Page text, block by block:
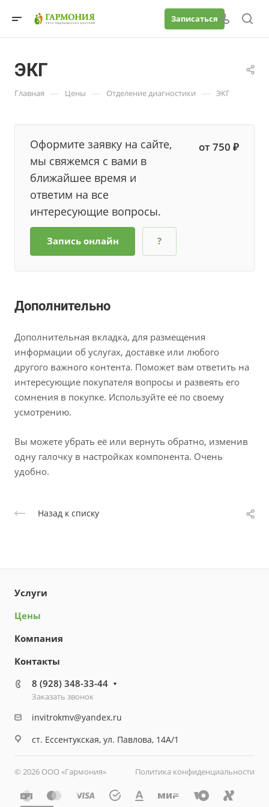
Записаться
ЭКГ
Главная — Цены — Отделение диагностики — ЭКГ
Оформите заявку на сайте,
мы свяжемся с вами в
ближайшее время и
ответим на все
интересующие вопросы.
от 750 ₽
Запись онлайн ?
Дополнительно
Дополнительная вкладка, для размещения
информации об услугах, доставке или любого
другого важного контента. Поможет вам ответить на
интересующие покупателя вопросы и развеять его
сомнения в покупке. Используйте её по своему
усмотрению.
Вы можете убрать её или вернуть обратно, изменив
одну галочку в настройках компонента. Очень
удобно.
Назад к списку
Услуги
Цены
Компания
Контакты
8 (928) 348-33-44
Заказать звонок
invitrokmv@yandex.ru
ст. Ессентукская, ул. Павлова, 14А/1
© 2026 ООО «Гармония» Политика конфиденциальности